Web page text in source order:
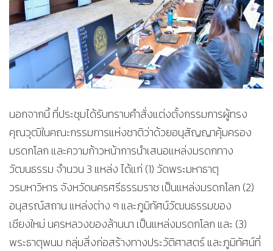
นอกจากนี้ ที่ประชุมได้รับทราบคำสั่งแต่งตั้งกรรมการผู้ทรง
คุณวุฒิในคณะกรรมการแห่งชาติว่าด้วยอนุสัญญาคุ้มครอง
มรดกโลก และความก้าวหน้าการนำเสนอแหล่งมรดกทาง
วัฒนธรรม จำนวน 3 แหล่ง ได้แก่ (1) วัดพระมหาธาตุ
วรมหาวิหาร จังหวัดนครศรีธรรมราช เป็นแหล่งมรดกโลก (2)
อนุสรณ์สถาน แหล่งต่าง ๆ และภูมิทัศน์วัฒนธรรมของ
เชียงใหม่ นครหลวงของล้านนา เป็นแหล่งมรดกโลก และ (3)
พระธาตุพนม กลุ่มสิ่งก่อสร้างทางประวัติศาสตร์ และภูมิทัศน์ที่